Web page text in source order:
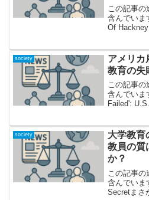
掘り
この記事の
含んでいま
Of
ナ、その圧
society
アメリ
教育の失
この記事の
含んでいま
Failed':
society
大学教育
教員の質
か？
この記事
含んでいま
Secretまさ